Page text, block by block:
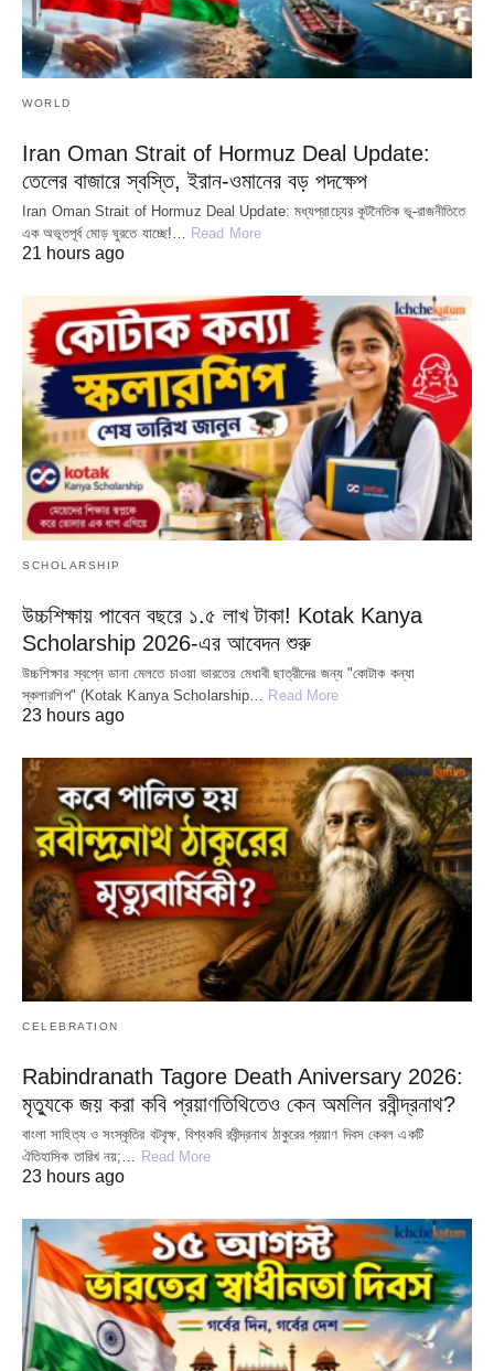
WORLD
Iran Oman Strait of Hormuz Deal Update:
তেলের বাজারে স্বস্তি, ইরান-ওমানের বড় পদক্ষেপ
Iran Oman Strait of Hormuz Deal Update: মধ্যপ্রাচ্যের কূটনৈতিক ভূ-রাজনীতিতে
এক অভূতপূর্ব মোড় ঘুরতে যাচ্ছে!…
Read More
21 hours ago
SCHOLARSHIP
উচ্চশিক্ষায় পাবেন বছরে ১.৫ লাখ টাকা! Kotak Kanya
Scholarship 2026-এর আবেদন শুরু
উচ্চশিক্ষার স্বপ্নে ডানা মেলতে চাওয়া ভারতের মেধাবী ছাত্রীদের জন্য "কোটাক কন্যা
স্কলারশিপ" (Kotak Kanya Scholarship… Read More
23 hours ago
CELEBRATION
Rabindranath Tagore Death Aniversary 2026:
মৃত্যুকে জয় করা কবি প্রয়াণতিথিতেও কেন অমলিন রবীন্দ্রনাথ?
বাংলা সাহিত্য ও সংস্কৃতির বটবৃক্ষ, বিশ্বকবি রবীন্দ্রনাথ ঠাকুরের প্রয়াণ দিবস কেবল একটি
ঐতিহাসিক তারিখ নয়;… Read More
23 hours ago